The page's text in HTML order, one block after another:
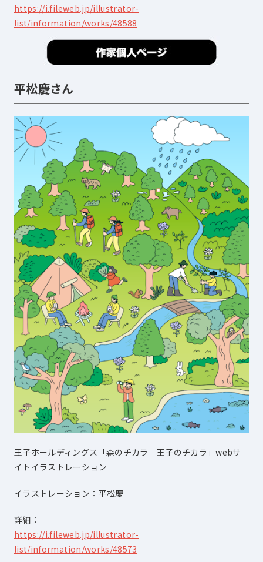
https://i.fileweb.jp/illustrator-
list/information/works/48588
平松慶さん
王子ホールディングス「森のチカラ 王子のチカラ」webサ
イトイラストレーション
イラストレーション：平松慶
詳細：
https://i.fileweb.jp/illustrator-
list/information/works/48573